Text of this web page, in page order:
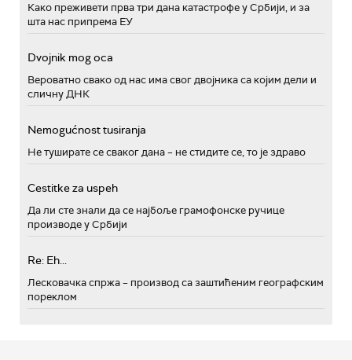
Како преживети прва три дана катастрофе у Србији, и за
шта нас припрема ЕУ
Dvojnik mog oca
Вероватно свако од нас има свог двојника са којим дели и
сличну ДНК
Nemogućnost tusiranja
Не туширате се сваког дана – не стидите се, то је здраво
Cestitke za uspeh
Да ли сте знали да се најбоље грамофонске ручице
производе у Србији
Re: Eh...
Лесковачка спржа – производ са заштићеним географским
пореклом